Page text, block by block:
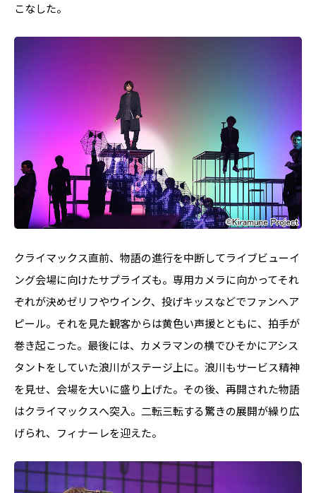
こなした。
クライマックス直前、物語の進行を中断してライブビューイ
ング会場に向けたサプライズも。専用カメラに向かってそれ
ぞれが決めゼリフやウインク、投げキッスなどでファンへア
ピール。それを見た観客からは黄色い声援とともに、拍手が
巻き起こった。最後には、カメラマンの横でひそかにアシス
タントをしていた浪川がステージ上に。浪川もサービス精神
を見せ、会場を大いに盛り上げた。その後、再開された物語
はクライマックスへ突入。二転三転する驚きの展開が繰り広
げられ、フィナーレを迎えた。